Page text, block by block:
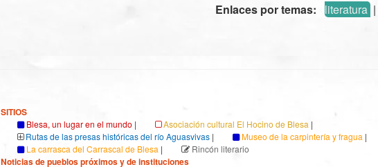
Enlaces por temas: literatura |
SITIOS
Blesa, un lugar en el mundo | Asociación cultural El Hocino de Blesa |
Rutas de las presas históricas del río Aguasvivas | Museo de la carpintería y fragua |
La carrasca del Carrascal de Blesa | Rincón literario
Noticias de pueblos próximos y de instituciones